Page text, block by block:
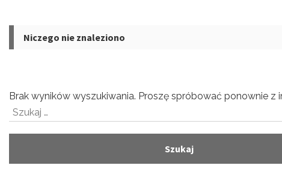
Niczego nie znaleziono
Brak wyników wyszukiwania. Proszę spróbować ponownie z
Szukaj: